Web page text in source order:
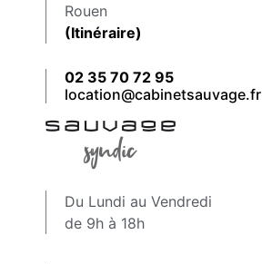
Rouen
(Itinéraire)
02 35 70 72 95
location@cabinetsauvage.fr
Du Lundi au Vendredi
de 9h à 18h